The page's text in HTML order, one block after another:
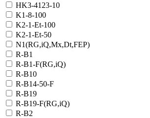
HK3-4123-10
K1-8-100
K2-1-Et-100
K2-1-Et-50
N1(RG,iQ,Mx,Dt,FEP)
R-B1
R-B1-F(RG,iQ)
R-B10
R-B14-50-F
R-B19
R-B19-F(RG,iQ)
R-B2